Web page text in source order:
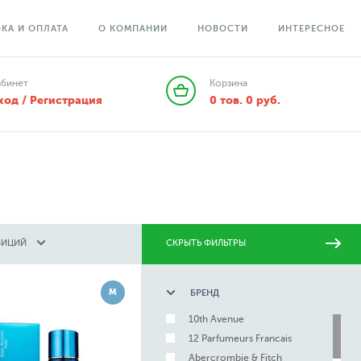
И ОПЛАТА О КОМПАНИИ НОВОСТИ ИНТЕРЕСНОЕ
/ Регистрация
Корзина
0 тов. 0руб.
СКРЫТЬ ФИЛЬТРЫ
М БРЕНД
10th Avenue
12 Parfumeurs Francais
Abercrombie & Fitch